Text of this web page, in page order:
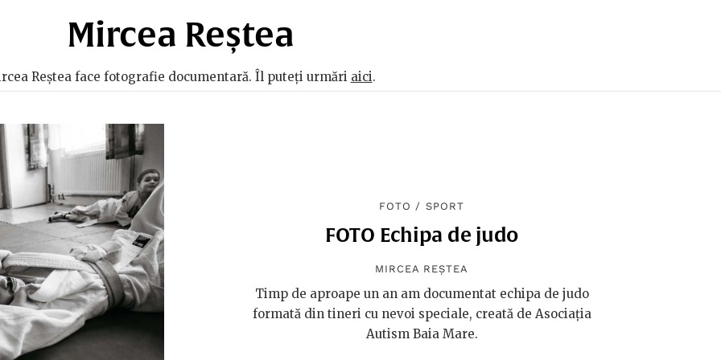
Mircea Reștea
Reștea face fotografie documentară. Îl puteți urmări aici.
FOTO / SPORT
FOTO Echipa de judo
MIRCEA REȘTEA
Timp de aproape un an am documentat echipa de judo
formată din tineri cu nevoi speciale, creată de Asociația
Autism Baia Mare.